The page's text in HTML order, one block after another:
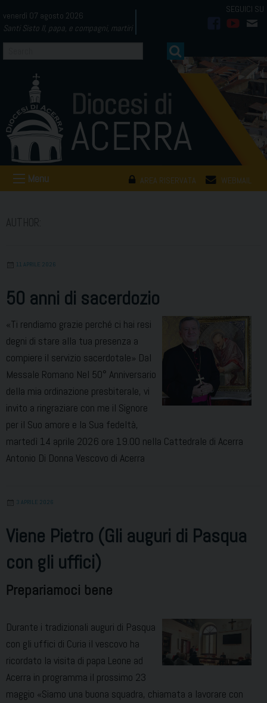
to
content
venerdì 07 agosto 2026
Santi Sisto II, papa, e compagni, martiri
AREA RISERVATA WEBMAIL
Menu
11 APRILE 2026
50 anni di sacerdozio
«Ti rendiamo grazie perché ci hai resi
degni di stare alla tua presenza a
compiere il servizio sacerdotale» Dal
Messale Romano Nel 50° Anniversario
della mia ordinazione presbiterale, vi
invito a ringraziare con me il Signore
per il Suo amore e la Sua fedeltà,
martedì 14 aprile 2026 ore 19.00 nella Cattedrale di Acerra
Antonio Di Donna Vescovo di Acerra
3 APRILE 2026
Viene Pietro (Gli auguri di Pasqua
con gli uffici)
Prepariamoci bene
Durante i tradizionali auguri di Pasqua
con gli uffici di Curia il vescovo ha
ricordato la visita di papa Leone ad
Acerra in programma il prossimo 23
maggio «Siamo una buona squadra, chiamata a lavorare con